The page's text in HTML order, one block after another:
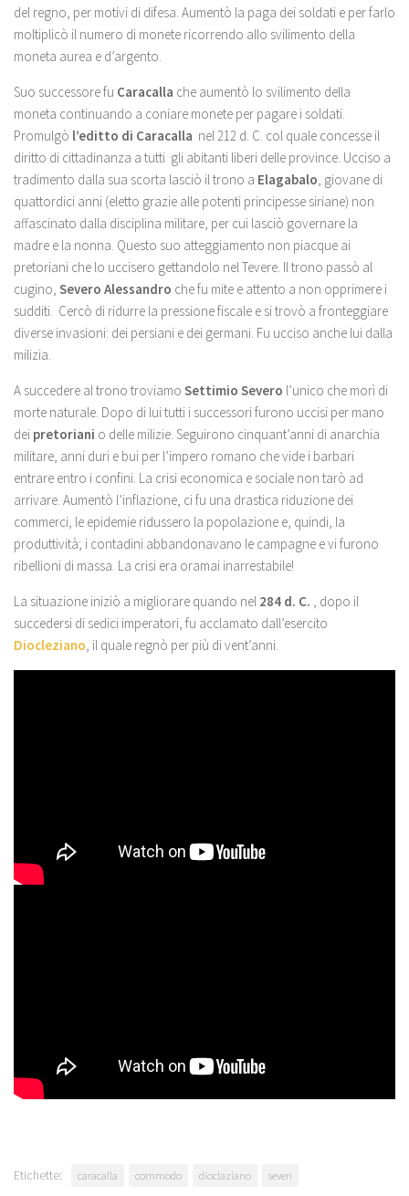
del regno, per motivi di difesa. Aumentò la paga dei soldati e per farlo
moltiplicò il numero di monete ricorrendo allo svilimento della
moneta aurea e d’argento.
Suo successore fu Caracalla che aumentò lo svilimento della
moneta continuando a coniare monete per pagare i soldati.
Promulgò l’editto di Caracalla nel 212 d. C. col quale concesse il
diritto di cittadinanza a tutti gli abitanti liberi delle province. Ucciso a
tradimento dalla sua scorta lasciò il trono a Elagabalo, giovane di
quattordici anni (eletto grazie alle potenti principesse siriane) non
affascinato dalla disciplina militare, per cui lasciò governare la
madre e la nonna. Questo suo atteggiamento non piacque ai
pretoriani che lo uccisero gettandolo nel Tevere. Il trono passò al
cugino, Severo Alessandro che fu mite e attento a non opprimere i
sudditi. Cercò di ridurre la pressione fiscale e si trovò a fronteggiare
diverse invasioni: dei persiani e dei germani. Fu ucciso anche lui dalla
milizia.
A succedere al trono troviamo Settimio Severo l’unico che morì di
morte naturale. Dopo di lui tutti i successori furono uccisi per mano
dei pretoriani o delle milizie. Seguirono cinquant’anni di anarchia
militare, anni duri e bui per l’impero romano che vide i barbari
entrare entro i confini. La crisi economica e sociale non tarò ad
arrivare. Aumentò l’inflazione, ci fu una drastica riduzione dei
commerci, le epidemie ridussero la popolazione e, quindi, la
produttività; i contadini abbandonavano le campagne e vi furono
ribellioni di massa. La crisi era oramai inarrestabile!
La situazione iniziò a migliorare quando nel 284 d. C. , dopo il
succedersi di sedici imperatori, fu acclamato dall’esercito
Diocleziano, il quale regnò per più di vent’anni.
Etichette: caracalla commodo dioclaziano severi